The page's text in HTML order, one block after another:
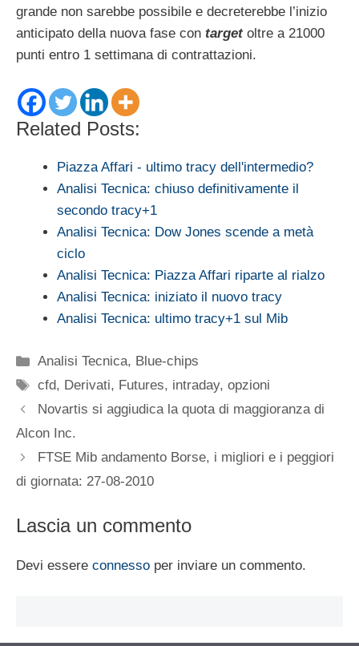
grande non sarebbe possibile e decreterebbe l’inizio
anticipato della nuova fase con target oltre a 21000
punti entro 1 settimana di contrattazioni.
Related Posts:
Piazza Affari - ultimo tracy dell'intermedio?
Analisi Tecnica: chiuso definitivamente il
secondo tracy+1
Analisi Tecnica: Dow Jones scende a metà
ciclo
Analisi Tecnica: Piazza Affari riparte al rialzo
Analisi Tecnica: iniziato il nuovo tracy
Analisi Tecnica: ultimo tracy+1 sul Mib
Categorie
Analisi Tecnica, Blue-chips
Tag
cfd, Derivati, Futures, intraday,opzioni
Novartis si aggiudica la quota di maggioranza di
Alcon Inc.
FTSE Mib andamento Borse, i migliori e i peggiori
di giornata: 27-08-2010
Lascia un commento
Devi essere connesso per inviare un commento.